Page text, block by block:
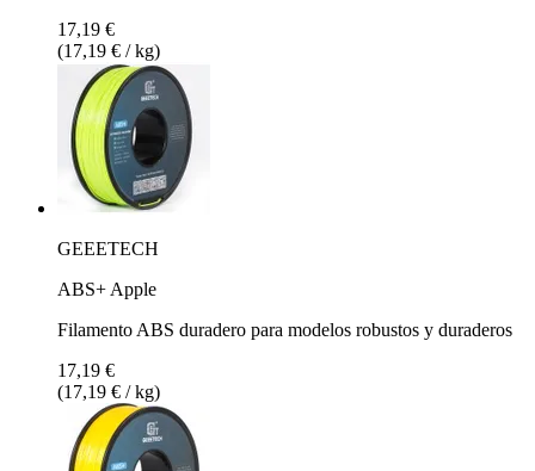
17,19 €
(17,19 € / kg)
GEEETECH
ABS+ Apple
Filamento ABS duradero para modelos robustos y duraderos
17,19 €
(17,19 € / kg)